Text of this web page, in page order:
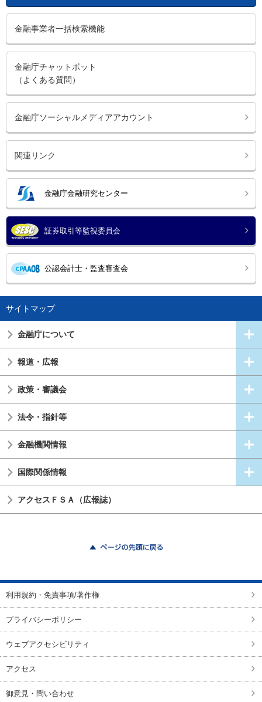
金融事業者一括検索機能
金融庁チャットボット
（よくある質問）
金融庁ソーシャルメディアアカウント
関連リンク
金融庁金融研究センター
証券取引等監視委員会
公認会計士・監査審査会
サイトマップ
金融庁について
報道・広報
政策・審議会
法令・指針等
金融機関情報
国際関係情報
アクセスＦＳＡ（広報誌）
利用規約・免責事項/著作権
プライバシーポリシー
ウェブアクセシビリティ
アクセス
御意見・問い合わせ